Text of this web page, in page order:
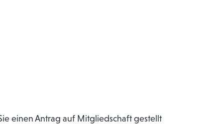
einen Antrag auf Mitgliedschaft gestellt